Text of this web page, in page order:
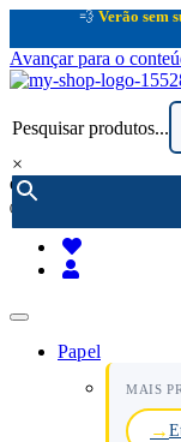
💨 Verão sem
Avançar para o
Pesquisar produtos...
×
encomendar por
(chamada rede fixa nacional)
Papel
MAIS